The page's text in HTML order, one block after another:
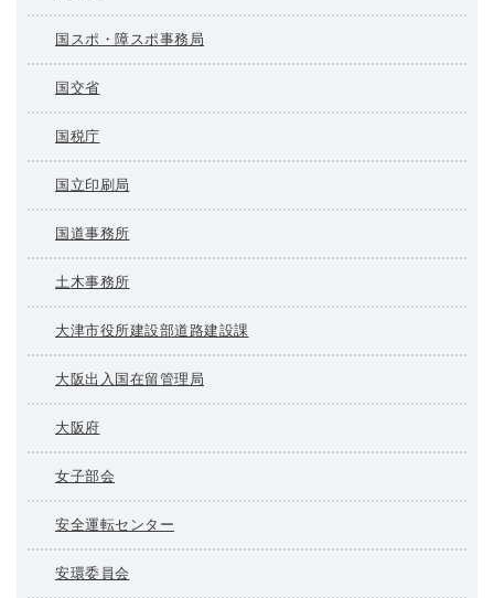
国スポ・障スポ事務局
国交省
国税庁
国立印刷局
国道事務所
土木事務所
大津市役所建設部道路建設課
大阪出入国在留管理局
大阪府
女子部会
安全運転センター
安環委員会